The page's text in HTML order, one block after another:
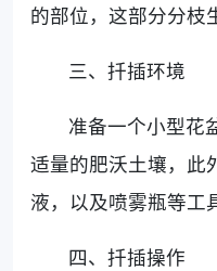
的部位，这部分分枝
三、扦插环境
准备一个小型花
适量的肥沃土壤，此
液，以及喷雾瓶等工
四、扦插操作